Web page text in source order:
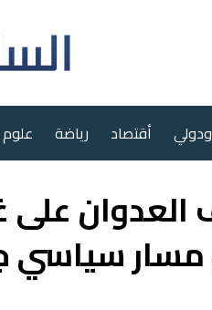
أقتصاد رياضة علوم
على
مسار سياسي